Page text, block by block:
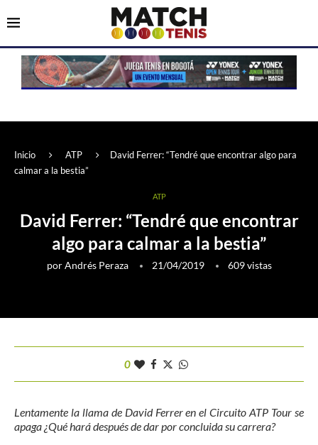
Inicio ATP
David Ferrer: “Tendré que encontrar algo para
calmar a la bestia”
ATP
David Ferrer: “Tendré que encontrar
algo para calmar a la bestia”
porAndrés Peraza 21/04/2019 609vistas
0
Lentamente la llama de David Ferrer en el Circuito ATP Tour se
apaga ¿Qué hará después de dar por concluida su carrera?